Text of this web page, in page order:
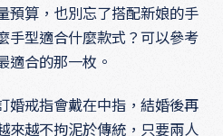
預算，也別忘了搭配新娘的手
手型適合什麼款式？可以參考
適合的那一枚。
婚戒指會戴在中指，結婚後再
來越不拘泥於傳統，只要兩人